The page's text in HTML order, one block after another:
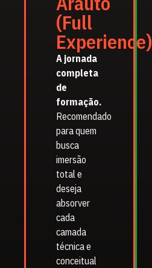
(Full
Experience)
A jornada
completa
de
formação.
Recomendado
para quem
busca
imersão
total e
deseja
absorver
cada
camada
técnica e
conceitual